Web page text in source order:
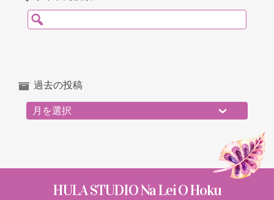
検索:
過去の投稿
過去の投稿
HULA STUDIO Na Lei O Hoku